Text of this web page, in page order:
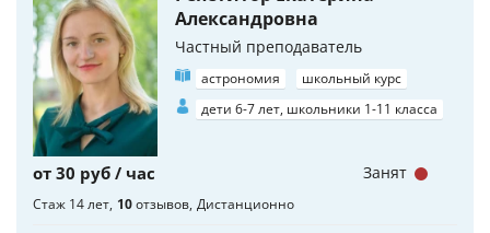
Александровна
Частный преподаватель
астрономия
школьный курс
дети 6-7 лет, школьники 1-11 класса
от 30 руб / час
Стаж 14 лет 10отзывов Дистанционно
Занят